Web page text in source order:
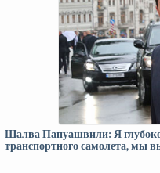
Шалва Папуашвили: Я
транспортного самолета, мы